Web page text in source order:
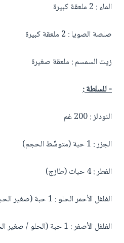
الماء : 2 ملعقة كبيرة
صلصة الصويا : 2 ملعقة كبيرة
زيت السمسم : ملعقة صغيرة
- للسلطة :
النودلز : 200 غم
الجزر : 1 حبة (متوسِّط الحجم)
الفطر : 4 حبات (طازج)
الفلفل الأحمر الحلو : 1 حبة (صغير الحجم)
الفلفل الأصفر : 1 حبة (الحلو / صغير الحجم)